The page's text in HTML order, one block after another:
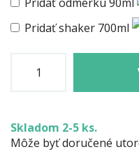
Pridať shaker 700ml
Skladom 2-5 ks.
Môže byť doručené